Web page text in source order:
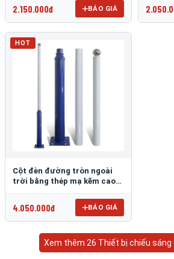
2.150.000đ BÁO GIÁ
HOT
Cột đèn đường tròn ngoài
trời bằng thép mạ kẽm cao
4.050.000đ BÁO GIÁ
Xem thêm 26 Thiết bị chiếu sáng